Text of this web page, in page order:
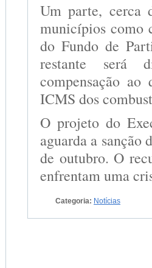
Um parte, cerca
municípios como
do Fundo de
restante será
compensação
ICMS dos
O projeto do
aguarda a sanção
de outubro. O
enfrentam uma
Categoria: Notícias